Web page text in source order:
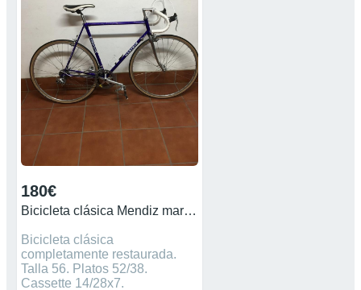
180€
Bicicleta clásica Mendiz marthim
Bicicleta clásica
completamente restaurada.
Talla 56. Platos 52/38.
Cassette 14/28x7.